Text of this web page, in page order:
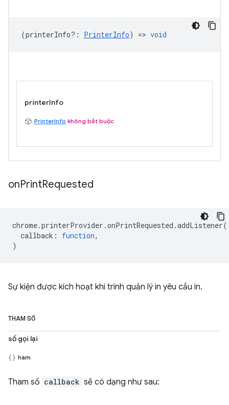
(printerInfo? : PrinterInfo) => void
printerInfo
PrinterInfo không bắt buộc
onPrintRequested
chrome.printerProvider .onPrintRequested .addListener(
callback : function,
)
Sự kiện được kích hoạt khi trình quản lý in yêu cầu in.
THAM SỐ
số gọi lại
hàm
Tham số callback sẽ có dạng như sau: